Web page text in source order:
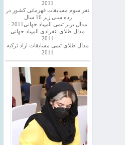
2011
نفر سوم مسابقات قهرمانی کشور در
رده سنی زیر 16 سال
مدال برنز تیمی المپیاد جهانی2011 -
مدال طلای انفرادی المپیاد جهانی
2011
مدال طلای تیمی مسابقات ازاد ترکیه
2011